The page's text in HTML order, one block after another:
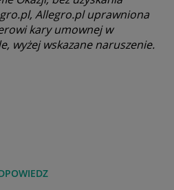
Allegro.pl uprawniona
kary umownej w
wyżej wskazane naruszenie.